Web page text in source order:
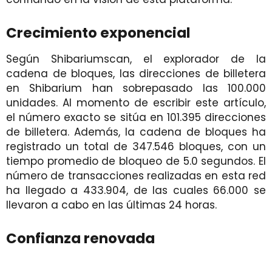
Crecimiento exponencial
Según Shibariumscan, el explorador de la
cadena de bloques, las direcciones de billetera
en Shibarium han sobrepasado las 100.000
unidades. Al momento de escribir este artículo,
el número exacto se sitúa en 101.395 direcciones
de billetera. Además, la cadena de bloques ha
registrado un total de 347.546 bloques, con un
tiempo promedio de bloqueo de 5.0 segundos. El
número de transacciones realizadas en esta red
ha llegado a 433.904, de las cuales 66.000 se
llevaron a cabo en las últimas 24 horas.
Confianza renovada